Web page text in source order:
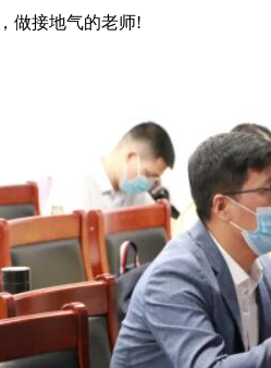
做接地气的老师!